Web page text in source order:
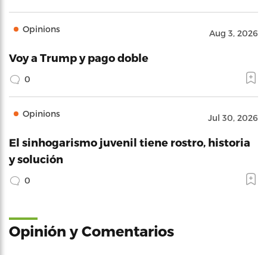
Opinions Aug 3, 2026
Voy a Trump y pago doble
0
Opinions Jul 30, 2026
El sinhogarismo juvenil tiene rostro, historia
y solución
0
Opinión y Comentarios